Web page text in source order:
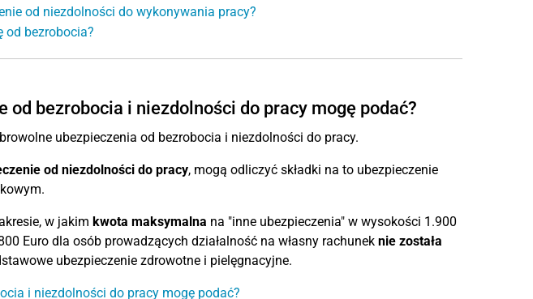
od niezdolności do wykonywania pracy?
od bezrobocia?
od bezrobocia i niezdolności do pracy mogę podać?
ubezpieczenia od bezrobocia i niezdolności do pracy.
od niezdolności do pracy, mogą odliczyć składki na to ubezpieczenie
w jakim kwota maksymalna na "inne ubezpieczenia" w wysokości 1.900
Euro dla osób prowadzących działalność na własny rachunek nie została
ubezpieczenie zdrowotne i pielęgnacyjne.
i niezdolności do pracy mogę podać?